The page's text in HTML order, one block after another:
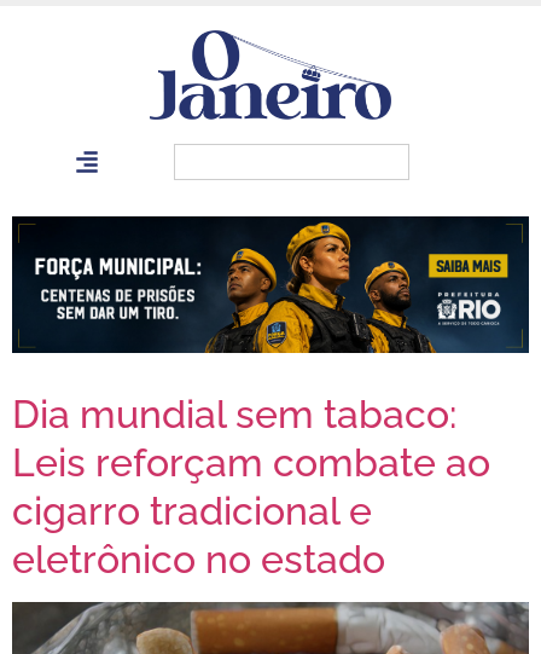
Dia mundial sem tabaco:
Leis reforçam combate ao
cigarro tradicional e
eletrônico no estado